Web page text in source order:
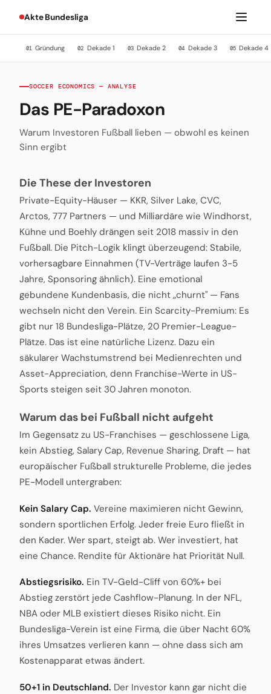
Akte Bundesliga
01 Gründung 02 Dekade 1 03 Dekade 2 04 Dekade 3 05 Dekade 4
SOCCER ECONOMICS — ANALYSE
Das PE-Paradoxon
Warum Investoren Fußball lieben — obwohl es keinen
Sinn ergibt
Die These der Investoren
Private-Equity-Häuser — KKR, Silver Lake, CVC,
Arctos, 777 Partners — und Milliardäre wie Windhorst,
Kühne und Boehly drängen seit 2018 massiv in den
Fußball. Die Pitch-Logik klingt überzeugend: Stabile,
vorhersagbare Einnahmen (TV-Verträge laufen 3-5
Jahre, Sponsoring ähnlich). Eine emotional
gebundene Kundenbasis, die nicht „churnt" — Fans
wechseln nicht den Verein. Ein Scarcity-Premium: Es
gibt nur 18 Bundesliga-Plätze, 20 Premier-League-
Plätze. Das ist eine natürliche Lizenz. Dazu ein
säkularer Wachstumstrend bei Medienrechten und
Asset-Appreciation, denn Franchise-Werte in US-
Sports steigen seit 30 Jahren monoton.
Warum das bei Fußball nicht aufgeht
Im Gegensatz zu US-Franchises — geschlossene Liga,
kein Abstieg, Salary Cap, Revenue Sharing, Draft — hat
europäischer Fußball strukturelle Probleme, die jedes
PE-Modell untergraben:
Kein Salary Cap. Vereine maximieren nicht Gewinn,
sondern sportlichen Erfolg. Jeder freie Euro fließt in
den Kader. Wer spart, steigt ab. Wer investiert, hat
eine Chance. Rendite für Aktionäre hat Priorität Null.
Abstiegsrisiko. Ein TV-Geld-Cliff von 60%+ bei
Abstieg zerstört jede Cashflow-Planung. In der NFL,
NBA oder MLB existiert dieses Risiko nicht. Ein
Bundesliga-Verein ist eine Firma, die über Nacht 60%
ihres Umsatzes verlieren kann — ohne dass sich am
Kostenapparat etwas ändert.
50+1 in Deutschland. Der Investor kann gar nicht die